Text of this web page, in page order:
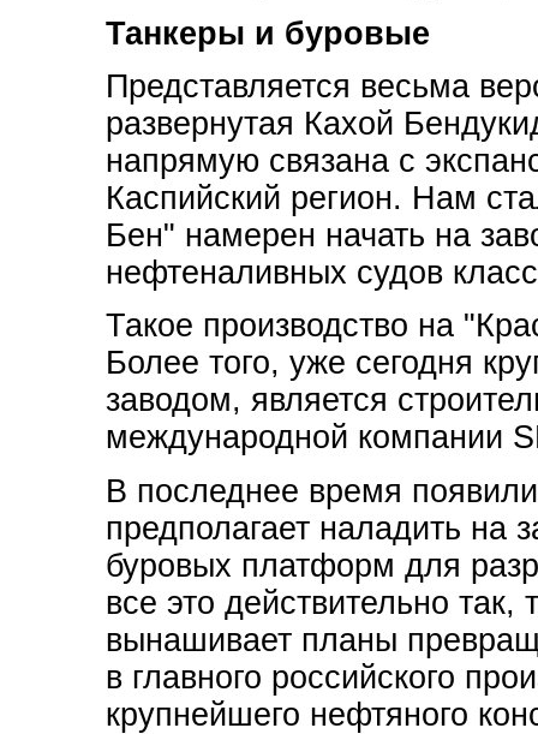
Танкеры и буровые
Представляется весьма
развернутая Кахой
напрямую связана с
Каспийский регион. Нам
Бен" намерен начать на
нефтеналивных судов
Такое производство на
Более того, уже сегодня
заводом, является
международной компании
В последнее время
предполагает наладить на
буровых платформ для
все это действительно
вынашивает планы
в главного российского
крупнейшего нефтяного